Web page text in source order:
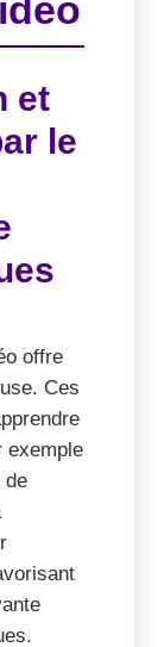
et
le
offre
Ces
exemple
de